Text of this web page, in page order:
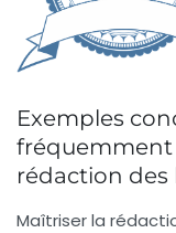
Exemples
fréquemment
rédaction des
Maîtriser la